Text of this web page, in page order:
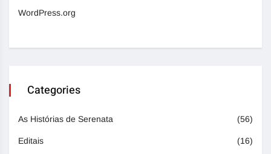
WordPress.org
Categories
As Histórias de Serenata (56)
Editais (16)